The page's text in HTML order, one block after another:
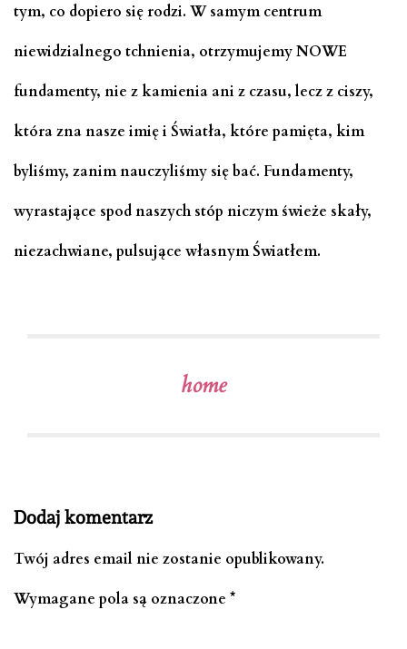
tym, co dopiero się rodzi. W samym centrum
niewidzialnego tchnienia, otrzymujemy NOWE
fundamenty, nie z kamienia ani z czasu, lecz z ciszy,
która zna nasze imię i Światła, które pamięta, kim
byliśmy, zanim nauczyliśmy się bać. Fundamenty,
wyrastające spod naszych stóp niczym świeże skały,
niezachwiane, pulsujące własnym Światłem.
home
Dodaj komentarz
Twój adres email nie zostanie opublikowany.
Wymagane pola są oznaczone *